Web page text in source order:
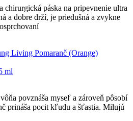
chirurgická páska na pripevnenie ultra
a dobre drží, je priedušná a zvykne
ml
povznáša myseľ a zároveň pôsobí
prináša pocit kľudu a šťastia. Milujú